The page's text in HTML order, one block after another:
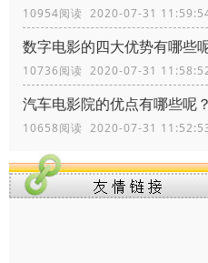
10954阅读 2020-07-31
数字电影的四大优势有哪些
10736阅读 2020-07-31
汽车电影院的优点有哪些呢？
10658阅读 2020-07-31